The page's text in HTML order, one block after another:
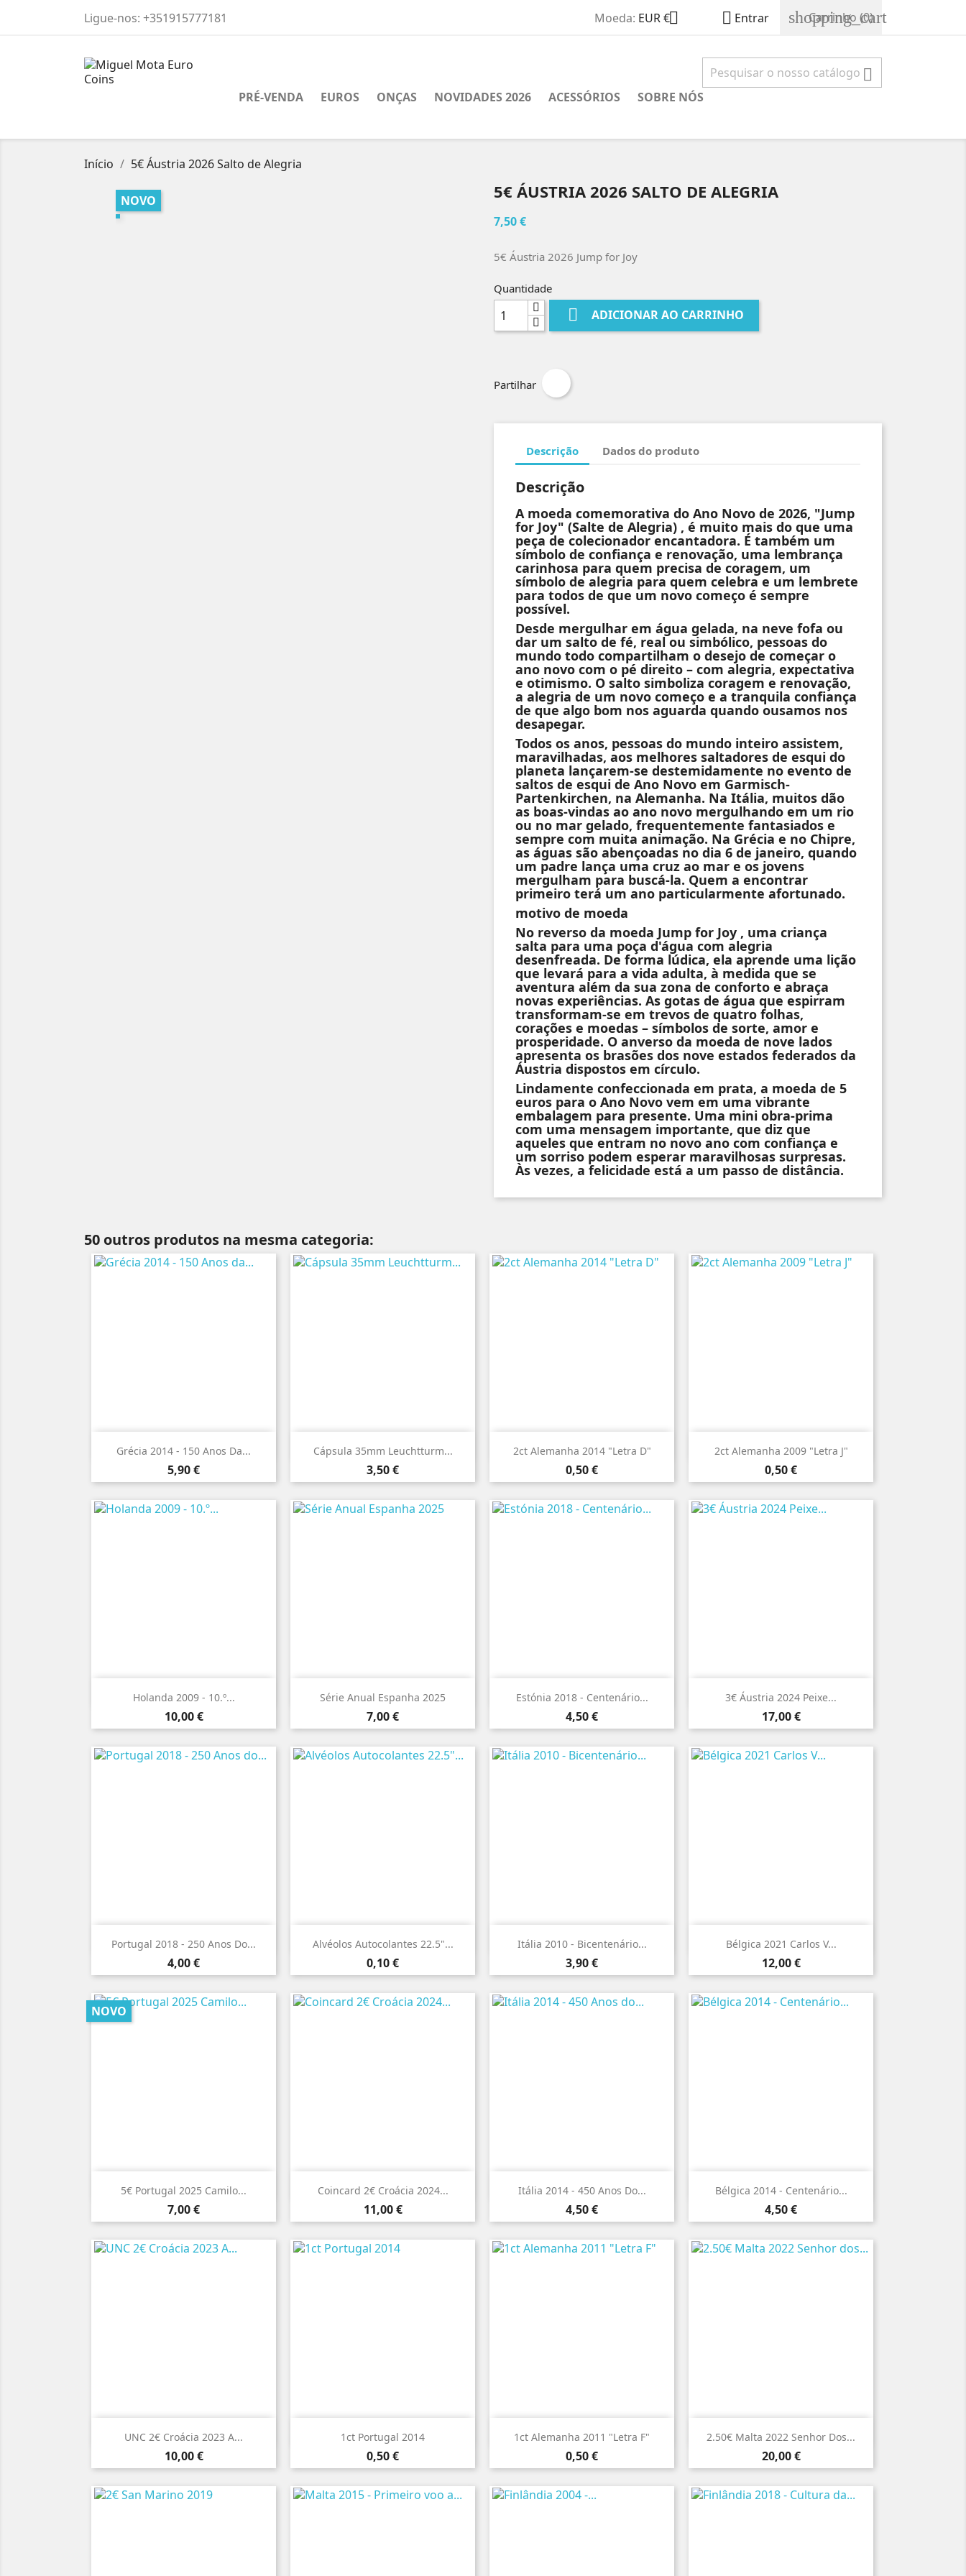
Ligue-nos: +351915777181 Moeda: EUR €  Entrar shopping_cart
Carrinho (0)

PRÉ-VENDA EUROS ONÇAS NOVIDADES 2026 ACESSÓRIOS SOBRE NÓS
Início 5€ Áustria 2026 Salto de Alegria
NOVO 5€ ÁUSTRIA 2026 SALTO DE ALEGRIA
7,50 €
5€ Áustria 2026 Jump for Joy
Quantidade
 ADICIONAR AO CARRINHO
Partilhar
Descrição Dados do produto
Descrição
A moeda comemorativa do Ano Novo de 2026, "Jump
for Joy" (Salte de Alegria) , é muito mais do que uma
peça de colecionador encantadora. É também um
símbolo de confiança e renovação, uma lembrança
carinhosa para quem precisa de coragem, um
símbolo de alegria para quem celebra e um lembrete
para todos de que um novo começo é sempre
possível.
Desde mergulhar em água gelada, na neve fofa ou
dar um salto de fé, real ou simbólico, pessoas do
mundo todo compartilham o desejo de começar o
ano novo com o pé direito – com alegria, expectativa
e otimismo. O salto simboliza coragem e renovação,
a alegria de um novo começo e a tranquila confiança
de que algo bom nos aguarda quando ousamos nos
desapegar.
Todos os anos, pessoas do mundo inteiro assistem,
maravilhadas, aos melhores saltadores de esqui do
planeta lançarem-se destemidamente no evento de
saltos de esqui de Ano Novo em Garmisch-
Partenkirchen, na Alemanha. Na Itália, muitos dão
as boas-vindas ao ano novo mergulhando em um rio
ou no mar gelado, frequentemente fantasiados e
sempre com muita animação. Na Grécia e no Chipre,
as águas são abençoadas no dia 6 de janeiro, quando
um padre lança uma cruz ao mar e os jovens
mergulham para buscá-la. Quem a encontrar
primeiro terá um ano particularmente afortunado.
motivo de moeda
No reverso da moeda Jump for Joy , uma criança
salta para uma poça d'água com alegria
desenfreada. De forma lúdica, ela aprende uma lição
que levará para a vida adulta, à medida que se
aventura além da sua zona de conforto e abraça
novas experiências. As gotas de água que espirram
transformam-se em trevos de quatro folhas,
corações e moedas – símbolos de sorte, amor e
prosperidade. O anverso da moeda de nove lados
apresenta os brasões dos nove estados federados da
Áustria dispostos em círculo.
Lindamente confeccionada em prata, a moeda de 5
euros para o Ano Novo vem em uma vibrante
embalagem para presente. Uma mini obra-prima
com uma mensagem importante, que diz que
aqueles que entram no novo ano com confiança e
um sorriso podem esperar maravilhosas surpresas.
Às vezes, a felicidade está a um passo de distância.
50 outros produtos na mesma categoria:
Grécia 2014 - 150 Anos Da...
Preço
5,90 €
 Vista rápida Cápsula 35mm Leuchtturm...
Preço
3,50 €
 Vista rápida 2ct Alemanha 2014 "Letra D"
Preço
0,50 €
 Vista rápida 2ct Alemanha 2009 "Letra J"
Preço
0,50 €
 Vista rápida
Holanda 2009 - 10.º...
Preço
10,00 €
 Vista rápida Série Anual Espanha 2025
Preço
7,00 €
 Vista rápida Estónia 2018 - Centenário...
Preço
4,50 €
 Vista rápida 3€ Áustria 2024 Peixe...
Preço
17,00 €
 Vista rápida
Portugal 2018 - 250 Anos Do...
Preço
4,00 €
 Vista rápida Alvéolos Autocolantes 22.5"...
Preço
0,10 €
 Vista rápida Itália 2010 - Bicentenário...
Preço
3,90 €
 Vista rápida Bélgica 2021 Carlos V...
Preço
12,00 €
 Vista rápida
5€ Portugal 2025 Camilo...
Preço
7,00 €
NOVO
 Vista rápida Coincard 2€ Croácia 2024...
Preço
11,00 €
 Vista rápida Itália 2014 - 450 Anos Do...
Preço
4,50 €
 Vista rápida Bélgica 2014 - Centenário...
Preço
4,50 €
 Vista rápida
UNC 2€ Croácia 2023 A...
Preço
10,00 €
 Vista rápida 1ct Portugal 2014
Preço
0,50 €
 Vista rápida 1ct Alemanha 2011 "Letra F"
Preço
0,50 €
 Vista rápida 2.50€ Malta 2022 Senhor Dos...
Preço
20,00 €
 Vista rápida